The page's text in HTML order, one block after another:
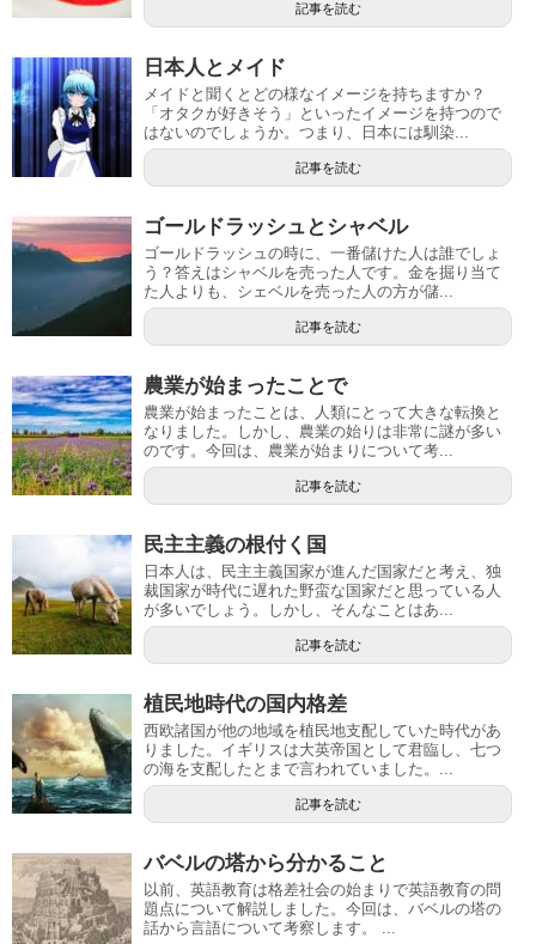
記事を読む
日本人とメイド
メイドと聞くとどの様なイメージを持ちますか？
「オタクが好きそう」といったイメージを持つので
はないのでしょうか。つまり、日本には馴染...
記事を読む
ゴールドラッシュとシャベル
ゴールドラッシュの時に、一番儲けた人は誰でしょ
う？答えはシャベルを売った人です。金を掘り当て
た人よりも、シェベルを売った人の方が儲...
記事を読む
農業が始まったことで
農業が始まったことは、人類にとって大きな転換と
なりました。しかし、農業の始りは非常に謎が多い
のです。今回は、農業が始まりについて考...
記事を読む
民主主義の根付く国
日本人は、民主主義国家が進んだ国家だと考え、独
裁国家が時代に遅れた野蛮な国家だと思っている人
が多いでしょう。しかし、そんなことはあ...
記事を読む
植民地時代の国内格差
西欧諸国が他の地域を植民地支配していた時代があ
りました。イギリスは大英帝国として君臨し、七つ
の海を支配したとまで言われていました。...
記事を読む
バベルの塔から分かること
以前、英語教育は格差社会の始まりで英語教育の問
題点について解説しました。今回は、バベルの塔の
話から言語について考察します。 ...